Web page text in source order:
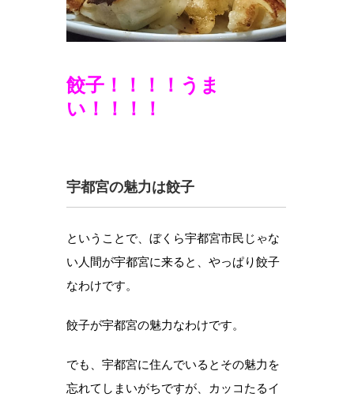
餃子！！！！うま
い！！！！
宇都宮の魅力は餃子
ということで、ぼくら宇都宮市民じゃな
い人間が宇都宮に来ると、やっぱり餃子
なわけです。
餃子が宇都宮の魅力なわけです。
でも、宇都宮に住んでいるとその魅力を
忘れてしまいがちですが、カッコたるイ